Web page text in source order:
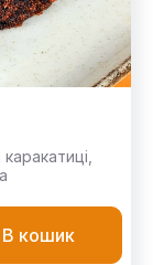
В кошик